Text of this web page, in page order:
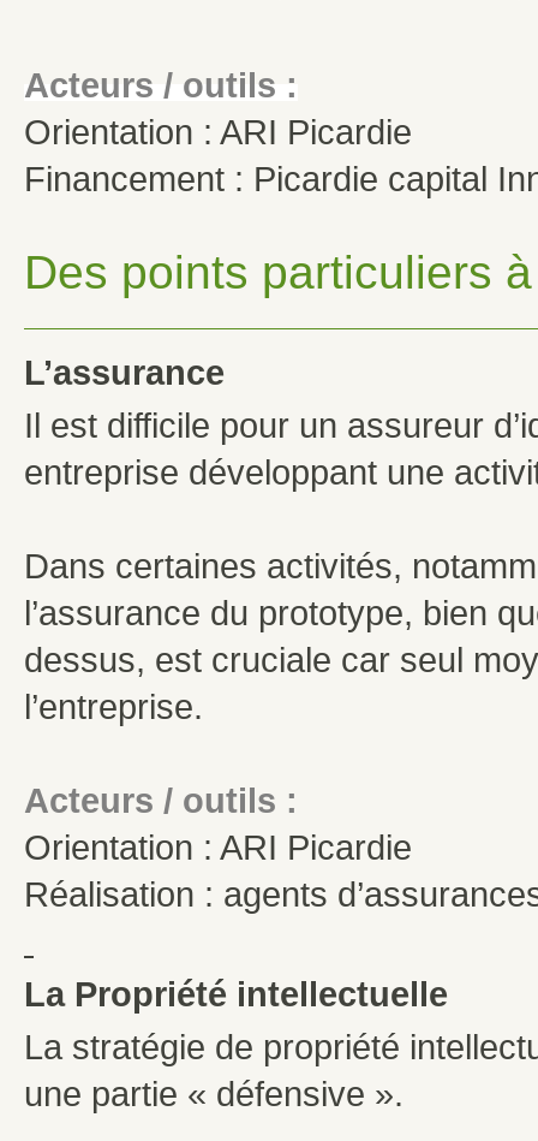
Acteurs / outils :
Orientation : ARI Picardie
Financement : Picardie capital
Des points particuliers
L’assurance
Il est difficile pour un assureur
entreprise développant une
Dans certaines activités,
l’assurance du prototype, bien
dessus, est cruciale car seul
l’entreprise.
Acteurs / outils :
Orientation : ARI Picardie
Réalisation : agents
La Propriété intellectuelle
La stratégie de propriété
une partie « défensive ».